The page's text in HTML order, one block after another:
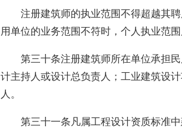
注册建筑师的执业范围不得超越其聘
用单位的业务范围不符时，个人执业范
第三十条注册建筑师所在单位承担民
计主持人或设计总负责人；工业建筑设
人。
第三十一条凡属工程设计资质标准中